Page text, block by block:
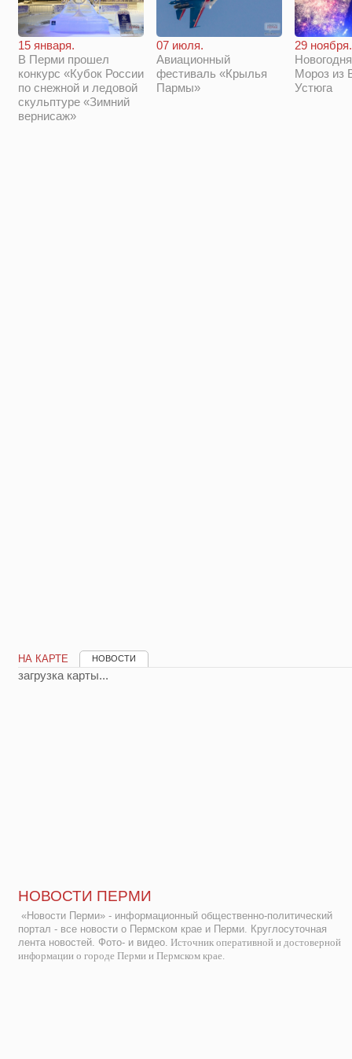
15 января.
В Перми прошел
конкурс «Кубок России
по снежной и ледовой
скульптуре «Зимний
вернисаж»
07 июля.
Авиационный
фестиваль «Крылья
Пармы»
29 ноября.
Мороз из
Устюга
НА КАРТЕ НОВОСТИ
загрузка карты...
НОВОСТИ ПЕРМИ
«Новости Перми» - информационный общественно-политический
портал - все новости о Пермском крае и Перми. Круглосуточная
лента новостей. Фото- и видео. Источник оперативной и достоверной
информации о городе Перми и Пермском крае.